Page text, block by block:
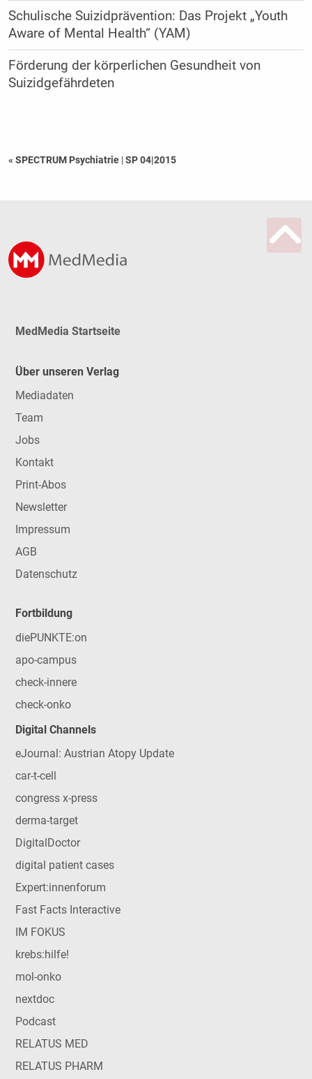
Schulische Suizidprävention: Das Projekt „Youth
Aware of Mental Health“ (YAM)
Förderung der körperlichen Gesundheit von
Suizidgefährdeten
« SPECTRUM Psychiatrie |SP 04|2015
MedMedia Startseite
Über unseren Verlag
Mediadaten
Team
Jobs
Kontakt
Print-Abos
Newsletter
Impressum
AGB
Datenschutz
Fortbildung
diePUNKTE:on
apo-campus
check-innere
check-onko
Digital Channels
eJournal: Austrian Atopy Update
car-t-cell
congress x-press
derma-target
DigitalDoctor
digital patient cases
Expert:innenforum
Fast Facts Interactive
IM FOKUS
krebs:hilfe!
mol-onko
nextdoc
Podcast
RELATUS MED
RELATUS PHARM